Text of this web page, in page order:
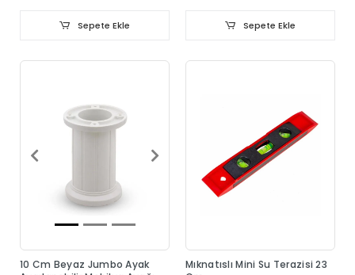
Sepete Ekle Sepete Ekle
10 Cm Beyaz Jumbo Ayak
Mıknatıslı Mini Su Terazisi 23